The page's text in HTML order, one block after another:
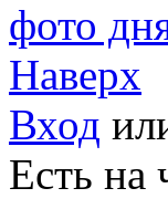
фото
Наверх
Вход
Есть на